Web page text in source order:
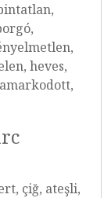
heves,
çiğ, ateşli,